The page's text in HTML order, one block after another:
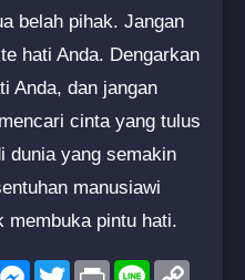
belah pihak. Jangan
hati Anda. Dengarkan
Anda, dan jangan
cinta yang tulus
dunia yang semakin
manusiawi
membuka pintu hati.
Messenger
TwitterPrint Line